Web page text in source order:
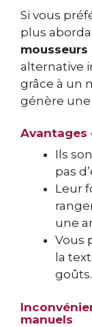
Si vous
plus
alternative
grâce à un
génère une
Avantages
Ils
pas
Leur
une
Vous
la
goûts.
manuels